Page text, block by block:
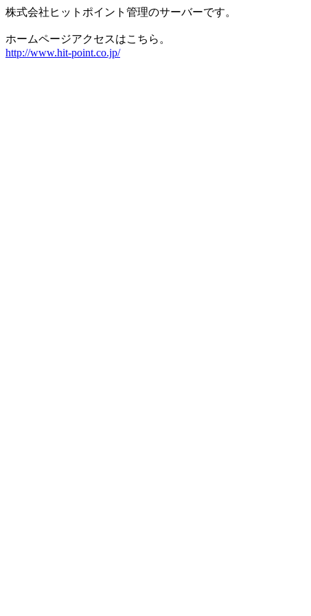
株式会社ヒットポイント管理のサーバーです。
ホームページアクセスはこちら。
http://www.hit-point.co.jp/